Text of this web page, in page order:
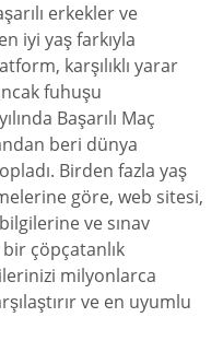
erkekler ve
iyi yaş farkıyla
karşılıklı yarar
fuhuşu
Başarılı Maç
beri dünya
Birden fazla yaş
göre, web sitesi,
ve sınav
çöpçatanlık
milyonlarca
ve en uyumlu